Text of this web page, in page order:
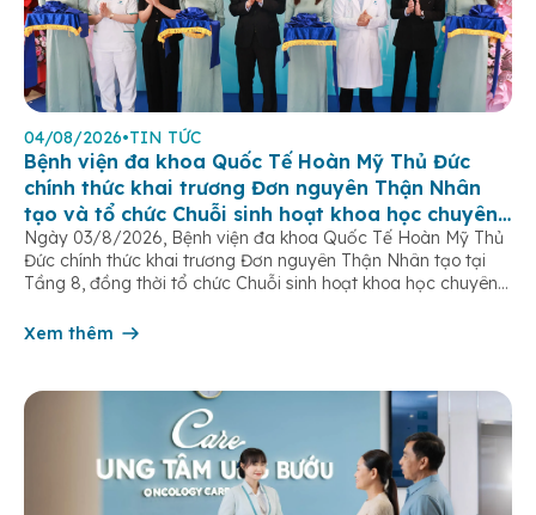
04/08/2026•TIN TỨC
Bệnh viện đa khoa Quốc Tế Hoàn Mỹ Thủ Đức
chính thức khai trương Đơn nguyên Thận Nhân
tạo và tổ chức Chuỗi sinh hoạt khoa học chuyên
đề
Ngày 03/8/2026, Bệnh viện đa khoa Quốc Tế Hoàn Mỹ Thủ
Đức chính thức khai trương Đơn nguyên Thận Nhân tạo tại
Tầng 8, đồng thời tổ chức Chuỗi sinh hoạt khoa học chuyên
bước tiến quan trọng trong chiến lược […]
Xem thêm